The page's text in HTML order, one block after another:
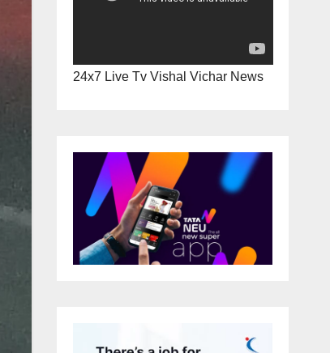
24x7 Live Tv Vishal Vichar News